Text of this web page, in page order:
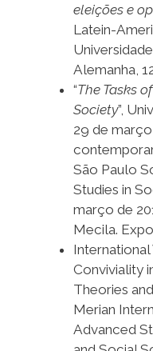
eleições e
Latein-
Alemanha,
“The Tasks
Society”,
29 de
São Paulo
Studies in
março de
Mecila.
International
Conviviality
Theories
Merian
Advanced